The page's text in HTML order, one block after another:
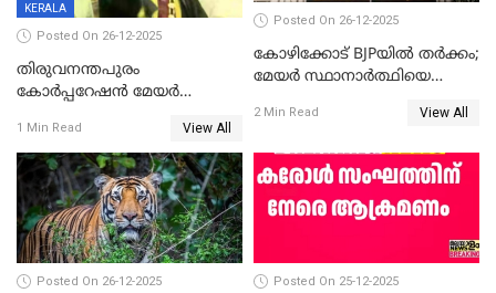
KERALA
Posted On 26-12-2025
തിരുവനന്തപുരം
കോര്‍പ്പറേഷന്‍ മേയര്‍
ഹൈക്കോടതിയിലേക്ക്;
സത്യപ്രതിജ്ഞ ചടങ്ങില്‍
ചട്ടലംഘനമെന്ന് പാർട്ടി
1 Min Read View All
Posted On 26-12-2025
കോഴിക്കോട് BJPയിൽ തർക്കം;
മേയർ സ്ഥാനാർത്ഥിയെ
2 Min Read View All
Posted On 26-12-2025 Posted On 25-12-2025